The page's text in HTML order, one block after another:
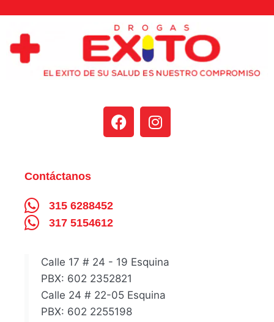
Contáctanos
315 6288452
317 5154612
Calle 17 # 24 - 19 Esquina
PBX: 602 2352821
Calle 24 # 22-05 Esquina
PBX: 602 2255198